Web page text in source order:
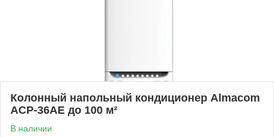
Колонный напольный кондиционер Almacom
ACP-36AE до 100 м²
В наличии